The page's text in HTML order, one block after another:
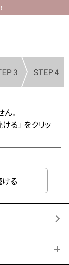
。
る」 をクリッ
る